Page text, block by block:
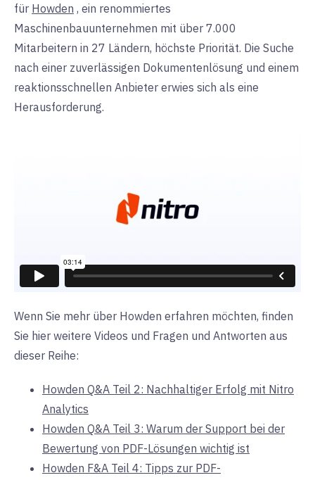
für Howden , ein renommiertes
Maschinenbauunternehmen mit über 7.000
Mitarbeitern in 27 Ländern, höchste Priorität. Die Suche
nach einer zuverlässigen Dokumentenlösung und einem
reaktionsschnellen Anbieter erwies sich als eine
Herausforderung.
Wenn Sie mehr über Howden erfahren möchten, finden
Sie hier weitere Videos und Fragen und Antworten aus
dieser Reihe:
Howden Q&A Teil 2: Nachhaltiger Erfolg mit Nitro
Analytics
Howden Q&A Teil 3: Warum der Support bei der
Bewertung von PDF-Lösungen wichtig ist
Howden F&A Teil 4: Tipps zur PDF-